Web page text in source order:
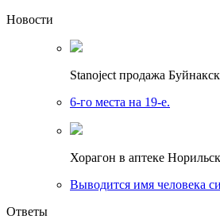
Новости
Stanoject продажа Буйнакск
6-го места на 19-е.
Хорагон в аптеке Норильск
Выводится имя человека
Ответы